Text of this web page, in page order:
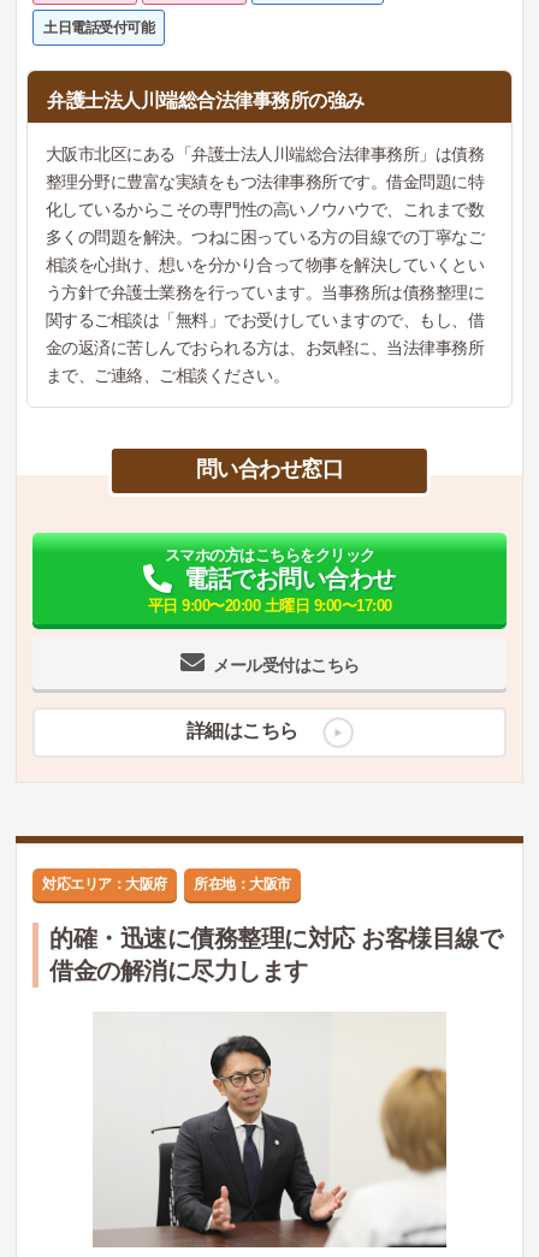
土日電話受付可能
弁護士法人川端総合法律事務所の強み
大阪市北区にある「弁護士法人川端総合法律事務所」は債務
整理分野に豊富な実績をもつ法律事務所です。借金問題に特
化しているからこその専門性の高いノウハウで、これまで数
多くの問題を解決。つねに困っている方の目線での丁寧なご
相談を心掛け、想いを分かり合って物事を解決していくとい
う方針で弁護士業務を行っています。当事務所は債務整理に
関するご相談は「無料」でお受けしていますので、もし、借
金の返済に苦しんでおられる方は、お気軽に、当法律事務所
まで、ご連絡、ご相談ください。
問い合わせ窓口
メール受付はこちら
スマホの方はこちらをクリック
電話でお問い合わせ
平日 9:00〜20:00 土曜日 9:00〜17:00
詳細はこちら
対応エリア：大阪府 所在地：大阪市
的確・迅速に債務整理に対応 お客様目線で
借金の解消に尽力します